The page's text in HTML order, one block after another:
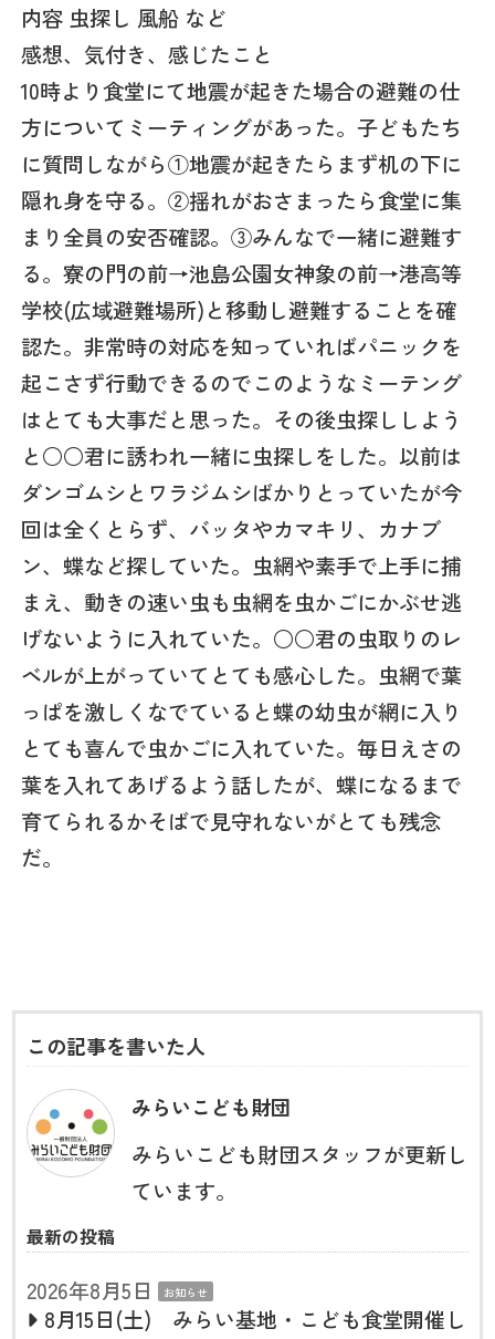
内容 虫探し 風船 など
感想、気付き、感じたこと
10時より食堂にて地震が起きた場合の避難の仕
方についてミーティングがあった。子どもたち
に質問しながら①地震が起きたらまず机の下に
隠れ身を守る。②揺れがおさまったら食堂に集
まり全員の安否確認。③みんなで一緒に避難す
る。寮の門の前→池島公園女神象の前→港高等
学校(広域避難場所)と移動し避難することを確
認た。非常時の対応を知っていればパニックを
起こさず行動できるのでこのようなミーテング
はとても大事だと思った。その後虫探ししよう
と○○君に誘われ一緒に虫探しをした。以前は
ダンゴムシとワラジムシばかりとっていたが今
回は全くとらず、バッタやカマキリ、カナブ
ン、蝶など探していた。虫網や素手で上手に捕
まえ、動きの速い虫も虫網を虫かごにかぶせ逃
げないように入れていた。○○君の虫取りのレ
ベルが上がっていてとても感心した。虫網で葉
っぱを激しくなでていると蝶の幼虫が網に入り
とても喜んで虫かごに入れていた。毎日えさの
葉を入れてあげるよう話したが、蝶になるまで
育てられるかそばで見守れないがとても残念
だ。
この記事を書いた人
みらいこども財団
みらいこども財団スタッフが更新し
ています。
最新の投稿
2026年8月5日 お知らせ
8月15日(土) みらい基地・こども食堂開催し